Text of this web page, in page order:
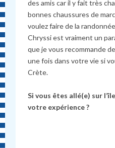
des amis car il y fait très
bonnes chaussures de
voulez faire de la
Chryssi est vraiment un
que je vous recommande
une fois dans votre vie si
Crète.
Si vous êtes allé(e) sur
votre expérience ?